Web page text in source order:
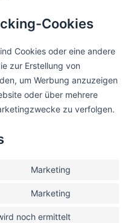
Cookies
Cookies oder eine andere
zur Erstellung von
um Werbung anzuzeigen
oder über mehrere
zu verfolgen.
Marketing
Marketing
noch ermittelt